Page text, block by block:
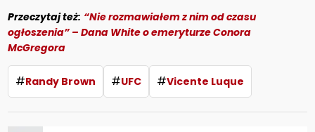
Przeczytaj też: “Nie rozmawiałem z nim od czasu
ogłoszenia” – Dana White o emeryturze Conora
McGregora
#Randy Brown #UFC #Vicente Luque